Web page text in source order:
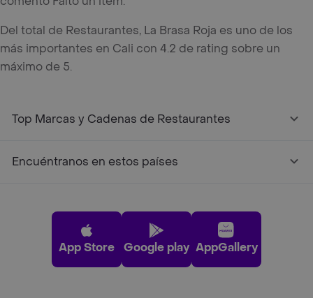
Del total de Restaurantes, La Brasa Roja es uno de los
más importantes en Cali con 4.2 de rating sobre un
máximo de 5.
Top Marcas y Cadenas de Restaurantes
Encuéntranos en estos países
App Store Google play AppGallery